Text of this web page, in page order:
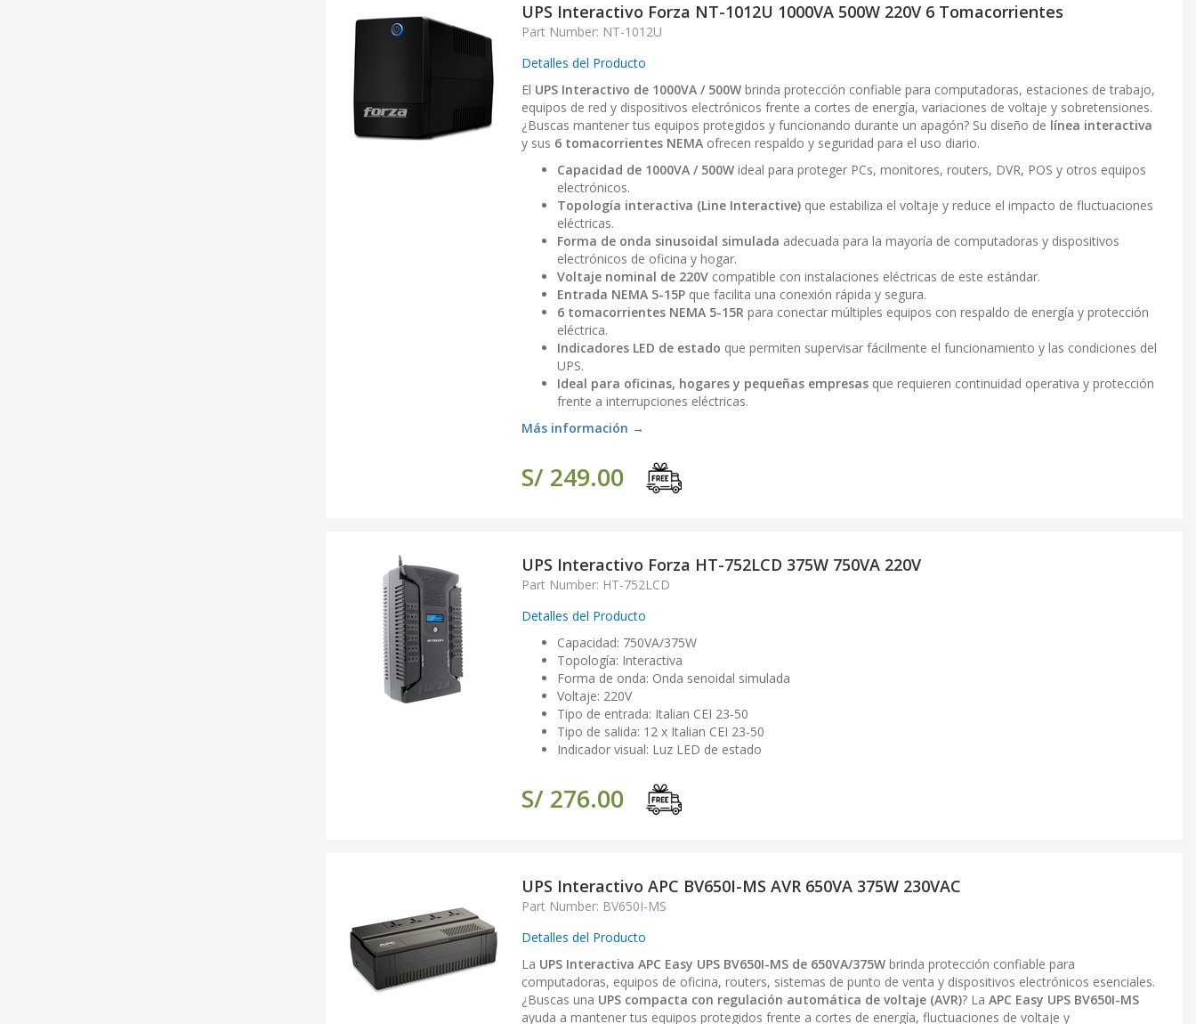
UPS Interactivo Forza NT-1012U 1000VA 500W 220V 6 Tomacorrientes
Part Number: NT-1012U
Detalles del Producto
El UPS Interactivo de 1000VA / 500W brinda protección confiable para computadoras, estaciones de trabajo,
equipos de red y dispositivos electrónicos frente a cortes de energía, variaciones de voltaje y sobretensiones.
¿Buscas mantener tus equipos protegidos y funcionando durante un apagón? Su diseño de línea interactiva
y sus 6 tomacorrientes NEMA ofrecen respaldo y seguridad para el uso diario.
Capacidad de 1000VA / 500W ideal para proteger PCs, monitores, routers, DVR, POS y otros equipos
electrónicos.
Topología interactiva (Line Interactive) que estabiliza el voltaje y reduce el impacto de fluctuaciones
eléctricas.
Forma de onda sinusoidal simulada adecuada para la mayoría de computadoras y dispositivos
electrónicos de oficina y hogar.
Voltaje nominal de 220V compatible con instalaciones eléctricas de este estándar.
Entrada NEMA 5-15P que facilita una conexión rápida y segura.
6 tomacorrientes NEMA 5-15R para conectar múltiples equipos con respaldo de energía y protección
eléctrica.
Indicadores LED de estado que permiten supervisar fácilmente el funcionamiento y las condiciones del
UPS.
Ideal para oficinas, hogares y pequeñas empresas que requieren continuidad operativa y protección
frente a interrupciones eléctricas.
Más información →
S/ 249.00
UPS Interactivo Forza HT-752LCD 375W 750VA 220V
Part Number: HT-752LCD
Detalles del Producto
Capacidad: 750VA/375W
Topología: Interactiva
Forma de onda: Onda senoidal simulada
Voltaje: 220V
Tipo de entrada: Italian CEI 23-50
Tipo de salida: 12 x Italian CEI 23-50
Indicador visual: Luz LED de estado
S/ 276.00
UPS Interactivo APC BV650I-MS AVR 650VA 375W 230VAC
Part Number: BV650I-MS
Detalles del Producto
La UPS Interactiva APC Easy UPS BV650I-MS de 650VA/375W brinda protección confiable para
computadoras, equipos de oficina, routers, sistemas de punto de venta y dispositivos electrónicos esenciales.
¿Buscas una UPS compacta con regulación automática de voltaje (AVR)? La APC Easy UPS BV650I-MS
ayuda a mantener tus equipos protegidos frente a cortes de energía, fluctuaciones de voltaje y